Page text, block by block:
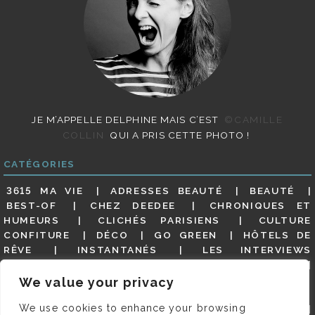
We value your privacy
We use cookies to enhance your browsing
JE M’APPELLE DELPHINE MAIS C’EST
©CAMILLE
COLLIN
QUI A PRIS CETTE PHOTO !
CATÉGORIES
3615 MA VIE ADRESSES BEAUTÉ
BEAUTÉ
BEST-OF
CHEZ DEEDEE
CHRONIQUES ET
HUMEURS
CLICHÉS PARISIENS
CULTURE
CONFITURE
DÉCO GO GREEN
HÔTELS DE
RÊVE
INSTANTANÉS
LES INTERVIEWS
MES ADRESSES
MODE NON CLASSÉ
GUIDE
PARIS EN PHOTOS RESTAURANTS